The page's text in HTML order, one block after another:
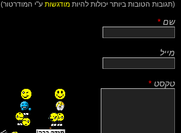
(תגובות הטובות ביותר יכולות להיות מודגשות ע"י המודרטור)
שם *
מייל
טקסט *